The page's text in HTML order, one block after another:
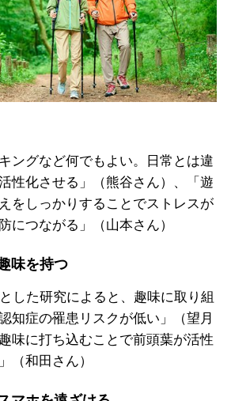
ングなど何でもよい。日常とは違
性化させる」（熊谷さん）、「遊
をしっかりすることでストレスが
につながる」（山本さん）
味を持つ
した研究によると、趣味に取り組
知症の罹患リスクが低い」（望月
味に打ち込むことで前頭葉が活性
（和田さん）